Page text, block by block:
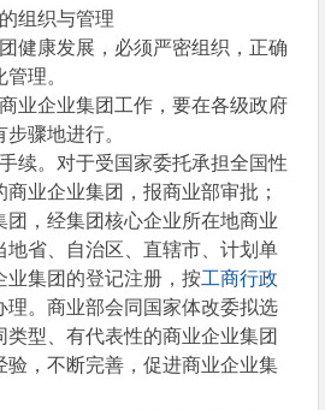
组织与管理
康发展，必须严密组织，正确
理。
企业集团工作，要在各级政府
骤地进行。
。对于受国家委托承担全国性
业企业集团，报商业部审批；
团，经集团核心企业所在地商业
地省、自治区、直辖市、计划单
业集团的登记注册，按工商行政
理。商业部会同国家体改委拟选
型、有代表性的商业企业集团
验，不断完善，促进商业企业集